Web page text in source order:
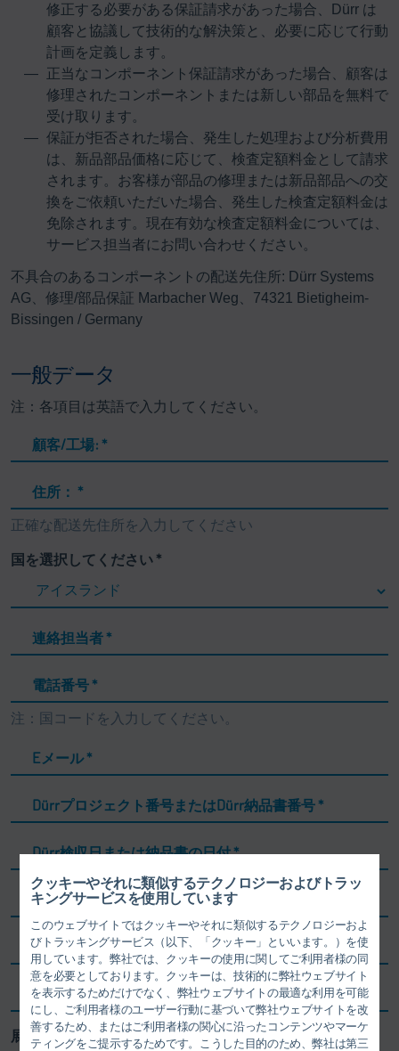
クッキーやそれに類似するテクノロジーおよびトラッ
キングサービスを使用しています
このウェブサイトではクッキーやそれに類似するテクノロジーおよ
びトラッキングサービス（以下、「クッキー」といいます。）を使
用しています。弊社では、クッキーの使用に関してご利用者様の同
意を必要としております。クッキーは、技術的に弊社ウェブサイト
を表示するためだけでなく、弊社ウェブサイトの最適な利用を可能
にし、ご利用者様のユーザー行動に基づいて弊社ウェブサイトを改
善するため、またはご利用者様の関心に沿ったコンテンツやマーケ
ティングをご提示するためです。こうした目的のため、弊社は第三
修正する必要がある保証請求があった場合、Dürr は
顧客と協議して技術的な解決策と、必要に応じて行動
計画を定義します。
正当なコンポーネント保証請求があった場合、顧客は
修理されたコンポーネントまたは新しい部品を無料で
受け取ります。
保証が拒否された場合、発生した処理および分析費用
は、新品部品価格に応じて、検査定額料金として請求
されます。お客様が部品の修理または新品部品への交
換をご依頼いただいた場合、発生した検査定額料金は
免除されます。現在有効な検査定額料金については、
サービス担当者にお問い合わせください。
不具合のあるコンポーネントの配送先住所: Dürr Systems
AG、修理/部品保証 Marbacher Weg、74321 Bietigheim-
Bissingen / Germany
一般データ
注：各項目は英語で入力してください。
顧客/工場: *
住所： *
正確な配送先住所を入力してください
国を選択してください *
連絡担当者*
電話番号*
注：国コードを入力してください。
Eメール*
Dürrプロジェクト番号またはDürr納品書番号*
Dürr検収日または納品書の日付*
Dürr ID / 品番*
シリアル番号
銘板に記載されているコンポーネントメーカー
展開日 *